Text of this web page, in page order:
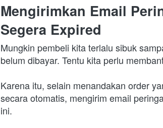
Mengirimkan Email
Segera Expired
Mungkin pembeli kita terlalu sibuk
belum dibayar. Tentu kita perlu
Karena itu, selain menandakan order
secara otomatis, mengirim email
ini.